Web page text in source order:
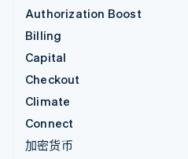
Authorization Boost
Billing
Capital
Checkout
Climate
Connect
加密货币